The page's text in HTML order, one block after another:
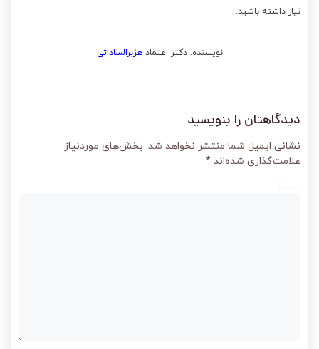
نیاز داشته باشید.
نویسنده: دکتر اعتمادهژبرالساداتی
دیدگاهتان را بنویسید
نشانی ایمیل شما منتشر نخواهد شد. بخش‌های موردنیاز
علامت‌گذاری شده‌اند *